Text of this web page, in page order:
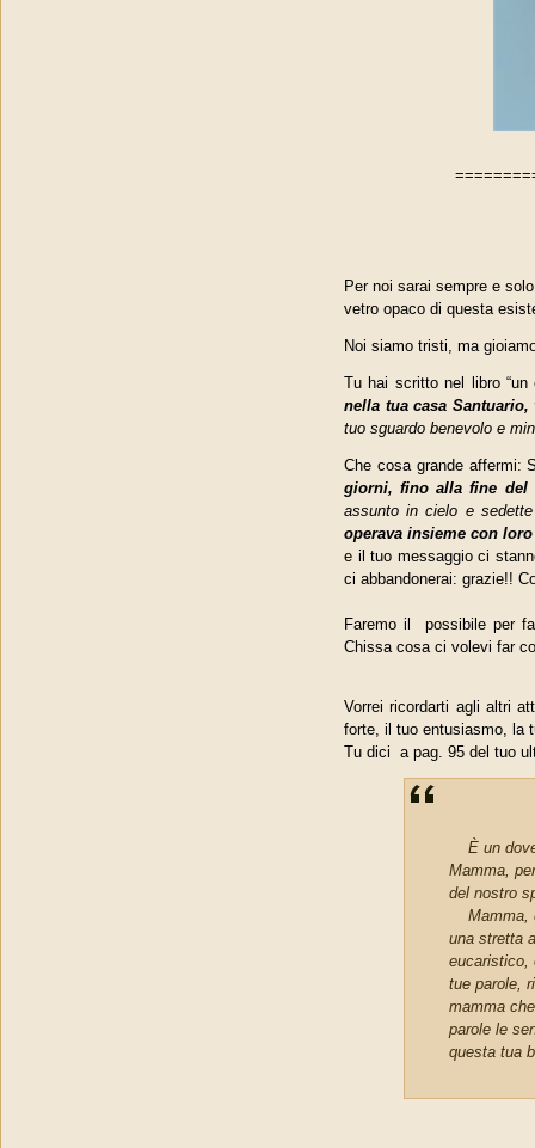
Per noi sarai sempre e
vetro opaco di questa
Noi siamo tristi, ma
Tu hai scritto nel libro “un
nella tua casa
tuo sguardo benevolo e
Che cosa grande affermi:
giorni, fino alla fine del
assunto in cielo e
operava insieme con loro
e il tuo messaggio ci
ci abbandonerai: grazie!!
Faremo il possibile per
Chissa cosa ci volevi far
Vorrei ricordarti agli altri
forte, il tuo entusiasmo, la
Tu dici a pag. 95 del tuo
È un
Mamma,
del nostro
Mamma,
una stretta
eucaristico,
tue parole,
mamma
parole le
questa tua